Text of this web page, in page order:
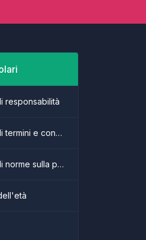
responsabilità
Generatore di termini e condizioni
Generatore di norme sulla privacy